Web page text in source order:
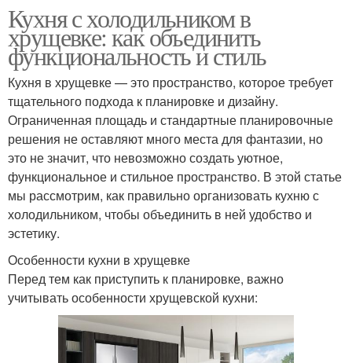
Кухня с холодильником в
хрущевке: как объединить
функциональность и стиль
Кухня в хрущевке — это пространство, которое требует
тщательного подхода к планировке и дизайну.
Ограниченная площадь и стандартные планировочные
решения не оставляют много места для фантазии, но
это не значит, что невозможно создать уютное,
функциональное и стильное пространство. В этой статье
мы рассмотрим, как правильно организовать кухню с
холодильником, чтобы объединить в ней удобство и
эстетику.
Особенности кухни в хрущевке
Перед тем как приступить к планировке, важно
учитывать особенности хрущевской кухни: